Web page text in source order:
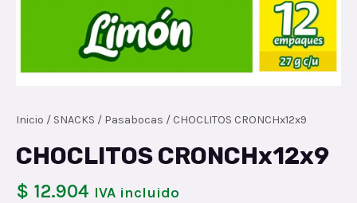
Inicio / SNACKS / Pasabocas / CHOCLITOS CRONCHx12x9
CHOCLITOS CRONCHx12x9
$ 12.904 IVA incluido